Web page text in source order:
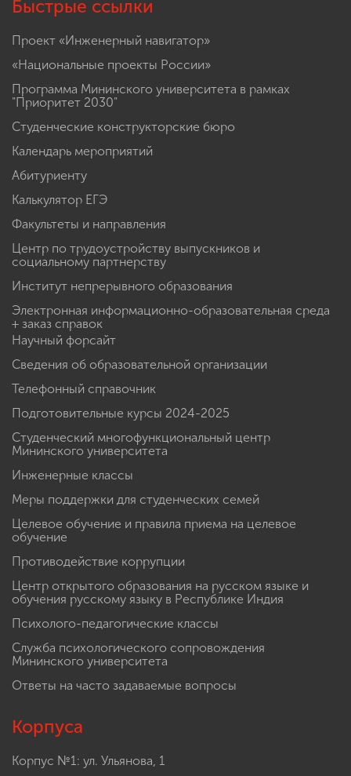
Быстрые ссылки
Проект «Инженерный навигатор»
«Национальные проекты России»
Программа Мининского университета в рамках
"Приоритет 2030"
Студенческие конструкторские бюро
Календарь мероприятий
Абитуриенту
Калькулятор ЕГЭ
Факультеты и направления
Центр по трудоустройству выпускников и
социальному партнерству
Институт непрерывного образования
Электронная информационно-образовательная среда
+ заказ справок
Научный форсайт
Сведения об образовательной организации
Телефонный справочник
Подготовительные курсы 2024-2025
Студенческий многофункциональный центр
Мининского университета
Инженерные классы
Меры поддержки для студенческих семей
Целевое обучение и правила приема на целевое
обучение
Противодействие коррупции
Центр открытого образования на русском языке и
обучения русскому языку в Республике Индия
Психолого-педагогические классы
Служба психологического сопровождения
Мининского университета
Ответы на часто задаваемые вопросы
Корпуса
Корпус №1: ул. Ульянова, 1